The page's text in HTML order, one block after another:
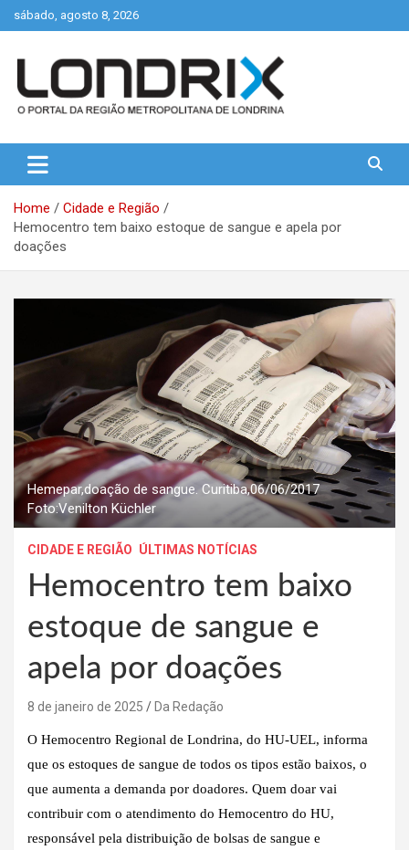
Skip
to
sábado, agosto 8, 2026
Londrix
Home
Cidade e Região
Hemocentro tem baixo estoque de sangue e apela por
doações
Hemepar,doação de sangue. Curitiba,06/06/2017
Foto:Venilton Küchler
CIDADE E REGIÃO ÚLTIMAS NOTÍCIAS
Hemocentro tem baixo
estoque de sangue e
apela por doações
8 de janeiro de 2025 Da Redação
O Hemocentro Regional de Londrina, do HU-UEL, informa
que os estoques de sangue de todos os tipos estão baixos, o
que aumenta a demanda por doadores. Quem doar vai
contribuir com o atendimento do Hemocentro do HU,
responsável pela distribuição de bolsas de sangue e